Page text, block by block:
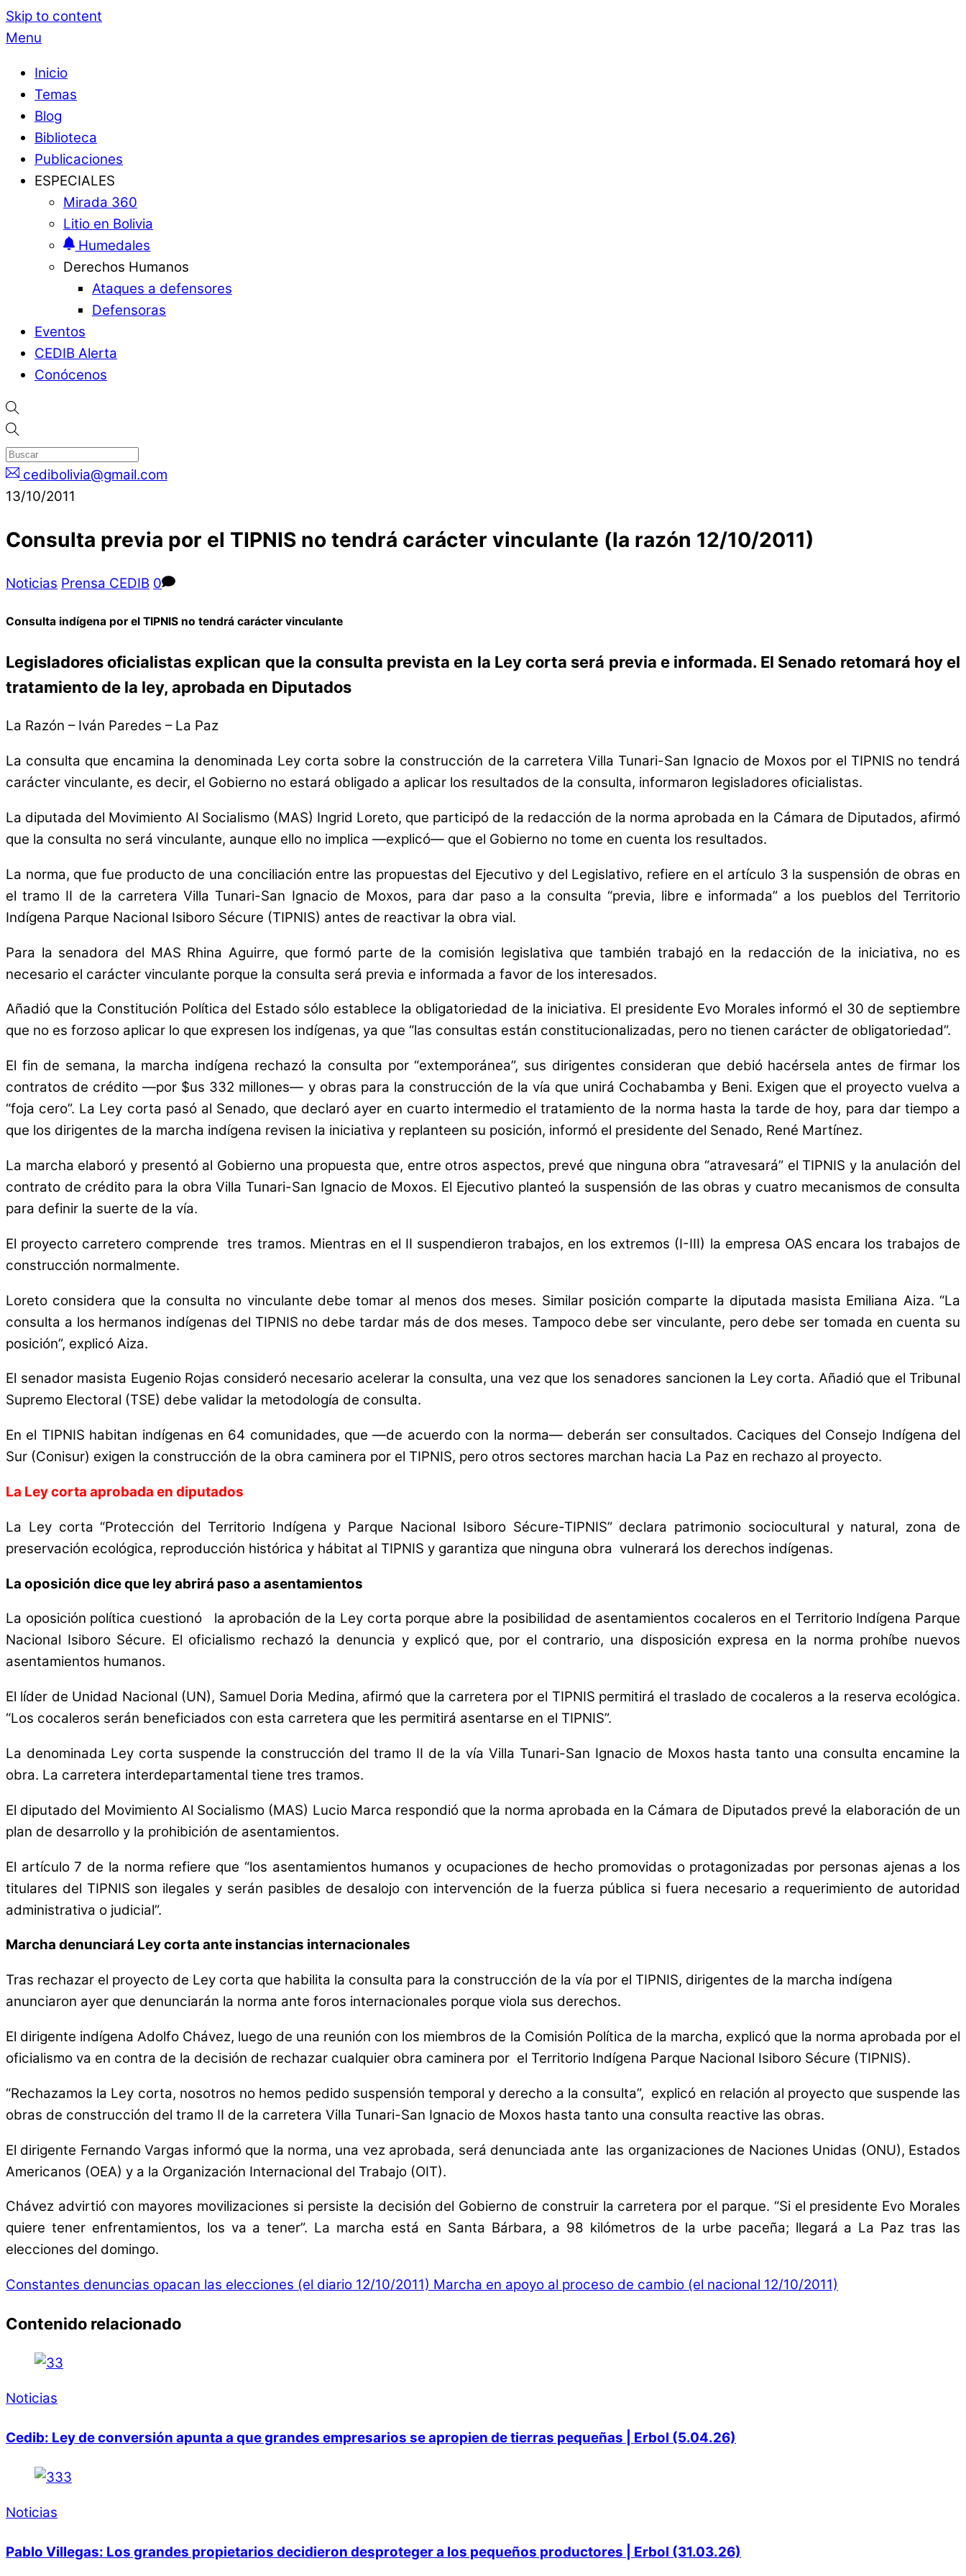
Skip to content
Menu
Inicio
Temas
Blog
Biblioteca
Publicaciones
ESPECIALES
Mirada 360
Litio en Bolivia
Humedales
Derechos Humanos
Ataques a defensores
Defensoras
Eventos
CEDIB Alerta
Conócenos
cedibolivia@gmail.com
13/10/2011
Consulta previa por el TIPNIS no tendrá carácter vinculante (la razón 12/10/2011)
Noticias Prensa CEDIB 0
Consulta indígena por el TIPNIS no tendrá carácter vinculante
Legisladores oficialistas explican que la consulta prevista en la Ley corta será previa e informada. El Senado retomará hoy el
tratamiento de la ley, aprobada en Diputados
La Razón – Iván Paredes – La Paz
La consulta que encamina la denominada Ley corta sobre la construcción de la carretera Villa Tunari-San Ignacio de Moxos por el TIPNIS no tendrá
carácter vinculante, es decir, el Gobierno no estará obligado a aplicar los resultados de la consulta, informaron legisladores oficialistas.
La diputada del Movimiento Al Socialismo (MAS) Ingrid Loreto, que participó de la redacción de la norma aprobada en la Cámara de Diputados, afirmó
que la consulta no será vinculante, aunque ello no implica —explicó— que el Gobierno no tome en cuenta los resultados.
La norma, que fue producto de una conciliación entre las propuestas del Ejecutivo y del Legislativo, refiere en el artículo 3 la suspensión de obras en
el tramo II de la carretera Villa Tunari-San Ignacio de Moxos, para dar paso a la consulta “previa, libre e informada” a los pueblos del Territorio
Indígena Parque Nacional Isiboro Sécure (TIPNIS) antes de reactivar la obra vial.
Para la senadora del MAS Rhina Aguirre, que formó parte de la comisión legislativa que también trabajó en la redacción de la iniciativa, no es
necesario el carácter vinculante porque la consulta será previa e informada a favor de los interesados.
Añadió que la Constitución Política del Estado sólo establece la obligatoriedad de la iniciativa. El presidente Evo Morales informó el 30 de septiembre
que no es forzoso aplicar lo que expresen los indígenas, ya que “las consultas están constitucionalizadas, pero no tienen carácter de obligatoriedad”.
El fin de semana, la marcha indígena rechazó la consulta por “extemporánea”, sus dirigentes consideran que debió hacérsela antes de firmar los
contratos de crédito —por $us 332 millones— y obras para la construcción de la vía que unirá Cochabamba y Beni. Exigen que el proyecto vuelva a
“foja cero”. La Ley corta pasó al Senado, que declaró ayer en cuarto intermedio el tratamiento de la norma hasta la tarde de hoy, para dar tiempo a
que los dirigentes de la marcha indígena revisen la iniciativa y replanteen su posición, informó el presidente del Senado, René Martínez.
La marcha elaboró y presentó al Gobierno una propuesta que, entre otros aspectos, prevé que ninguna obra “atravesará” el TIPNIS y la anulación del
contrato de crédito para la obra Villa Tunari-San Ignacio de Moxos. El Ejecutivo planteó la suspensión de las obras y cuatro mecanismos de consulta
para definir la suerte de la vía.
El proyecto carretero comprende tres tramos. Mientras en el II suspendieron trabajos, en los extremos (I-III) la empresa OAS encara los trabajos de
construcción normalmente.
Loreto considera que la consulta no vinculante debe tomar al menos dos meses. Similar posición comparte la diputada masista Emiliana Aiza. “La
consulta a los hermanos indígenas del TIPNIS no debe tardar más de dos meses. Tampoco debe ser vinculante, pero debe ser tomada en cuenta su
posición”, explicó Aiza.
El senador masista Eugenio Rojas consideró necesario acelerar la consulta, una vez que los senadores sancionen la Ley corta. Añadió que el Tribunal
Supremo Electoral (TSE) debe validar la metodología de consulta.
En el TIPNIS habitan indígenas en 64 comunidades, que —de acuerdo con la norma— deberán ser consultados. Caciques del Consejo Indígena del
Sur (Conisur) exigen la construcción de la obra caminera por el TIPNIS, pero otros sectores marchan hacia La Paz en rechazo al proyecto.
La Ley corta aprobada en diputados
La Ley corta “Protección del Territorio Indígena y Parque Nacional Isiboro Sécure-TIPNIS” declara patrimonio sociocultural y natural, zona de
preservación ecológica, reproducción histórica y hábitat al TIPNIS y garantiza que ninguna obra vulnerará los derechos indígenas.
La oposición dice que ley abrirá paso a asentamientos
La oposición política cuestionó la aprobación de la Ley corta porque abre la posibilidad de asentamientos cocaleros en el Territorio Indígena Parque
Nacional Isiboro Sécure. El oficialismo rechazó la denuncia y explicó que, por el contrario, una disposición expresa en la norma prohíbe nuevos
asentamientos humanos.
El líder de Unidad Nacional (UN), Samuel Doria Medina, afirmó que la carretera por el TIPNIS permitirá el traslado de cocaleros a la reserva ecológica.
“Los cocaleros serán beneficiados con esta carretera que les permitirá asentarse en el TIPNIS”.
La denominada Ley corta suspende la construcción del tramo II de la vía Villa Tunari-San Ignacio de Moxos hasta tanto una consulta encamine la
obra. La carretera interdepartamental tiene tres tramos.
El diputado del Movimiento Al Socialismo (MAS) Lucio Marca respondió que la norma aprobada en la Cámara de Diputados prevé la elaboración de un
plan de desarrollo y la prohibición de asentamientos.
El artículo 7 de la norma refiere que “los asentamientos humanos y ocupaciones de hecho promovidas o protagonizadas por personas ajenas a los
titulares del TIPNIS son ilegales y serán pasibles de desalojo con intervención de la fuerza pública si fuera necesario a requerimiento de autoridad
administrativa o judicial”.
Marcha denunciará Ley corta ante instancias internacionales
Tras rechazar el proyecto de Ley corta que habilita la consulta para la construcción de la vía por el TIPNIS, dirigentes de la marcha indígena
anunciaron ayer que denunciarán la norma ante foros internacionales porque viola sus derechos.
El dirigente indígena Adolfo Chávez, luego de una reunión con los miembros de la Comisión Política de la marcha, explicó que la norma aprobada por el
oficialismo va en contra de la decisión de rechazar cualquier obra caminera por el Territorio Indígena Parque Nacional Isiboro Sécure (TIPNIS).
“Rechazamos la Ley corta, nosotros no hemos pedido suspensión temporal y derecho a la consulta”, explicó en relación al proyecto que suspende las
obras de construcción del tramo II de la carretera Villa Tunari-San Ignacio de Moxos hasta tanto una consulta reactive las obras.
El dirigente Fernando Vargas informó que la norma, una vez aprobada, será denunciada ante las organizaciones de Naciones Unidas (ONU), Estados
Americanos (OEA) y a la Organización Internacional del Trabajo (OIT).
Chávez advirtió con mayores movilizaciones si persiste la decisión del Gobierno de construir la carretera por el parque. “Si el presidente Evo Morales
quiere tener enfrentamientos, los va a tener”. La marcha está en Santa Bárbara, a 98 kilómetros de la urbe paceña; llegará a La Paz tras las
elecciones del domingo.
Constantes denuncias opacan las elecciones (el diario 12/10/2011) Marcha en apoyo al proceso de cambio (el nacional 12/10/2011)
Contenido relacionado
Noticias
Cedib: Ley de conversión apunta a que grandes empresarios se apropien de tierras pequeñas | Erbol (5.04.26)
Noticias
Pablo Villegas: Los grandes propietarios decidieron desproteger a los pequeños productores | Erbol (31.03.26)